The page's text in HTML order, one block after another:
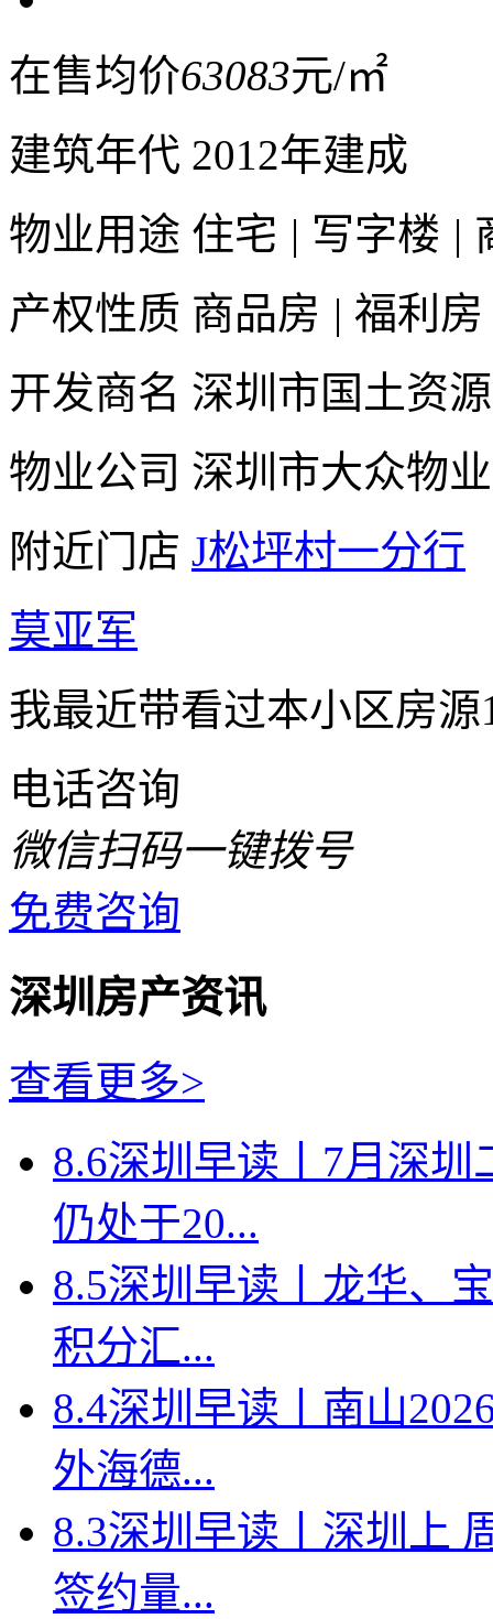
在售均价63083元/㎡
建筑年代 2012年建成
物业用途 住宅 | 写字楼 |
产权性质 商品房 | 福利房
开发商名 深圳市国土资
物业公司 深圳市大众物
附近门店 J松坪村一分行
莫亚军
我最近带看过本小区房
电话咨询
微信扫码一键拨号
免费咨询
深圳房产资讯
查看更多>
8.6深圳早读丨7月深
仍处于20...
8.5深圳早读丨龙华、
积分汇...
8.4深圳早读丨南山
外海德...
8.3深圳早读丨深圳上
签约量...